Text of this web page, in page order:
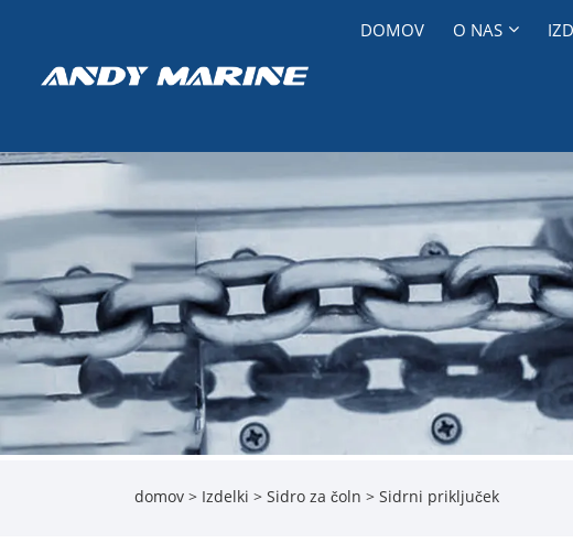
DOMOV O NAS
domov > Izdelki > Sidro za čoln > Sidrni priključek